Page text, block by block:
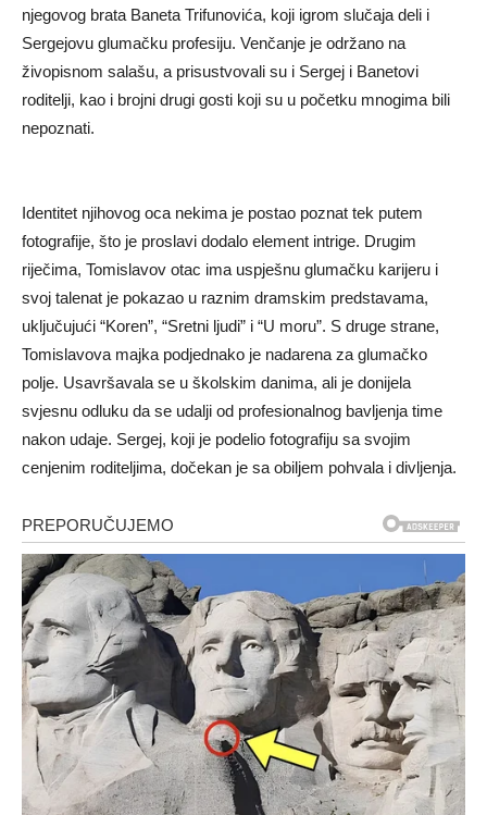
njegovog brata Baneta Trifunovića, koji igrom slučaja deli i
Sergejovu glumačku profesiju. Venčanje je održano na
živopisnom salašu, a prisustvovali su i Sergej i Banetovi
roditelji, kao i brojni drugi gosti koji su u početku mnogima bili
nepoznati.
Identitet njihovog oca nekima je postao poznat tek putem
fotografije, što je proslavi dodalo element intrige. Drugim
riječima, Tomislavov otac ima uspješnu glumačku karijeru i
svoj talenat je pokazao u raznim dramskim predstavama,
uključujući “Koren”, “Sretni ljudi” i “U moru”. S druge strane,
Tomislavova majka podjednako je nadarena za glumačko
polje. Usavršavala se u školskim danima, ali je donijela
svjesnu odluku da se udalji od profesionalnog bavljenja time
nakon udaje. Sergej, koji je podelio fotografiju sa svojim
cenjenim roditeljima, dočekan je sa obiljem pohvala i divljenja.